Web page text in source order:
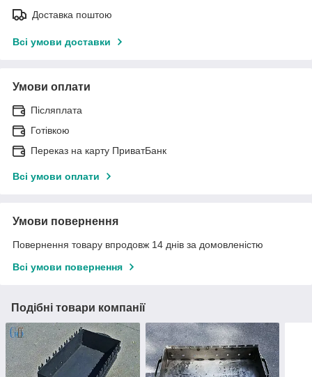
Доставка поштою
Всі умови доставки
Умови оплати
Післяплата
Готівкою
Переказ на карту ПриватБанк
Всі умови оплати
Умови повернення
Повернення товару впродовж 14 днів за домовленістю
Всі умови повернення
Подібні товари компанії